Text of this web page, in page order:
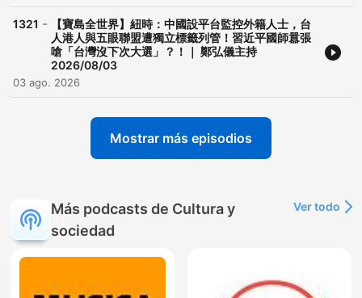
1321 -
【寶島全世界】紐時：中國設平台監控外籍人士，台
人港人與五眼聯盟遭獨立標籤列管！習近平國師囂張
嗆「台灣沒下次大選」？！｜ 鄭弘儀主持
2026/08/03
03 ago. 2026
Mostrar más episodios
Más podcasts de Cultura y
sociedad
Ver todo